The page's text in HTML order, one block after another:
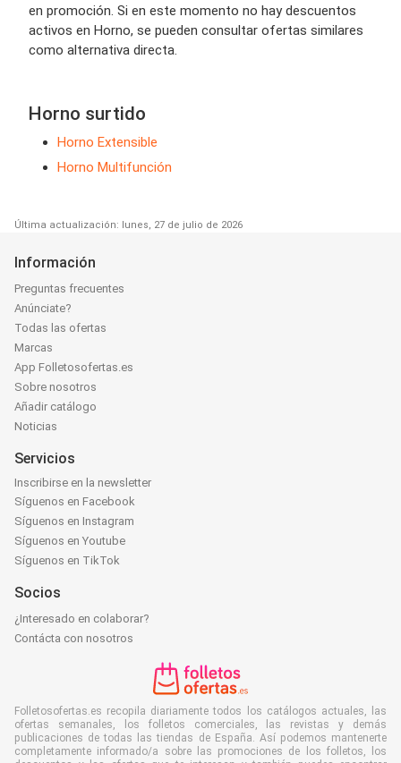
en promoción. Si en este momento no hay descuentos
activos en Horno, se pueden consultar ofertas similares
como alternativa directa.
Horno surtido
Horno Extensible
Horno Multifunción
Última actualización: lunes, 27 de julio de 2026
Información
Preguntas frecuentes
Anúnciate?
Todas las ofertas
Marcas
App Folletosofertas.es
Sobre nosotros
Añadir catálogo
Noticias
Servicios
Inscribirse en la newsletter
Síguenos en Facebook
Síguenos en Instagram
Síguenos en Youtube
Síguenos en TikTok
Socios
¿Interesado en colaborar?
Contácta con nosotros
Folletosofertas.es recopila diariamente todos los catálogos actuales, las
ofertas semanales, los folletos comerciales, las revistas y demás
publicaciones de todas las tiendas de España. Así podemos mantenerte
completamente informado/a sobre las promociones de los folletos, los